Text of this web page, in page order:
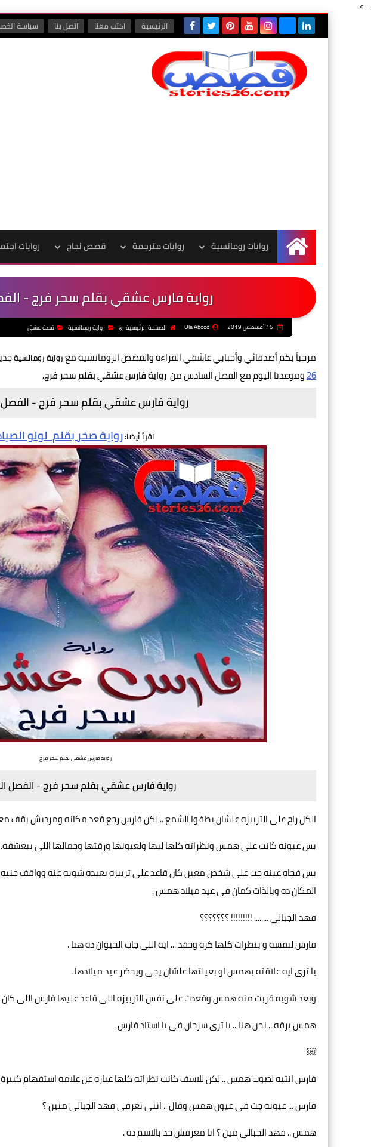
-->
الرئيسية اكتب معنا اتصل بنا سياسة
الرئيسية
روايات رومانسية روايات مترجمة قصص نجاح روايات
رواية فارس عشقي بقلم سحر فرج -
Ola Abood الصفحة الرئيسية رواية رومانسية قصة عشق
مرحباً بكم أصدقائي وأحبابي عاشقي القراءة والقصص الرومانسية معرواية رومانسية
26وموعدنا اليوم مع الفصل السادس من رواية فارس عشقي بقلم سحر فرج.
رواية فارس عشقي بقلم سحر فرج -
اقرأ أيضا:رواية صخر بقلم لولو
رواية فارس عشقي بقلم سحر فرج
رواية فارس عشقي بقلم سحر فرج - الفصل
الكل راح على التربيزه علشان يطفوا الشمع .. لكن فارس رجع قعد مكانه ومرديش يقف
بس عيونه كانت على همس ونظراته كلها ليها ولعيونها ورقتها وجمالها اللى بيعشقه.
بس فجاه عينه جت على شخص معين كان قاعد على تربيزه بعيده شويه عنه وواقف جنبه
المكان ده وبالذات كمان فى عيد ميلاد همس .
فهد الجبالى ........ !!!!!!!!! ؟؟؟؟؟؟؟
فارس لنفسه و بنظرات كلها كره وحقد ... ايه اللى جاب الحيوان ده هنا .
يا ترى ايه علاقته بهمس او بعيلتها علشان يجى ويحضر عيد ميلادها .
وبعد شويه قربت منه همس وقعدت على نفس التربيزه اللى قاعد عليها فارس اللى
همس برقه .. نحن هنا .. يا ترى سرحان في يا استاذ فارس .
￼
فارس انتبه لصوت همس .. لكن للاسف كانت نظراته كلها عباره عن علامه استفهام
فارس ... عيونه جت فى عيون همس وقال .. انتى تعرفى فهد الجبالى منين ؟
همس .. فهد الجبالى مين ؟ انا معرفش حد بالاسم ده .